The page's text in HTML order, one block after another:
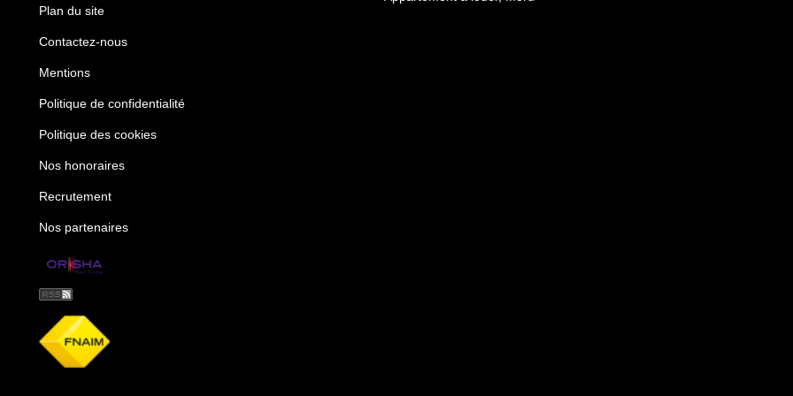
Plan du site
Contactez-nous
Mentions
Politique de confidentialité
Politique des cookies
Nos honoraires
Recrutement
Nos partenaires